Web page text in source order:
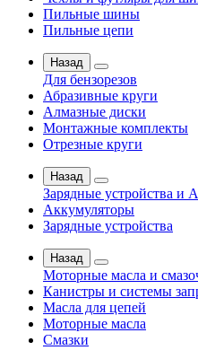
Пильные шины
Пильные цепи
Назад
Для бензорезов
Абразивные круги
Алмазные диски
Монтажные комплекты
Отрезные круги
Назад
Зарядные устройства и
Аккумуляторы
Зарядные устройства
Назад
Моторные масла и
Канистры и системы
Масла для цепей
Моторные масла
Смазки